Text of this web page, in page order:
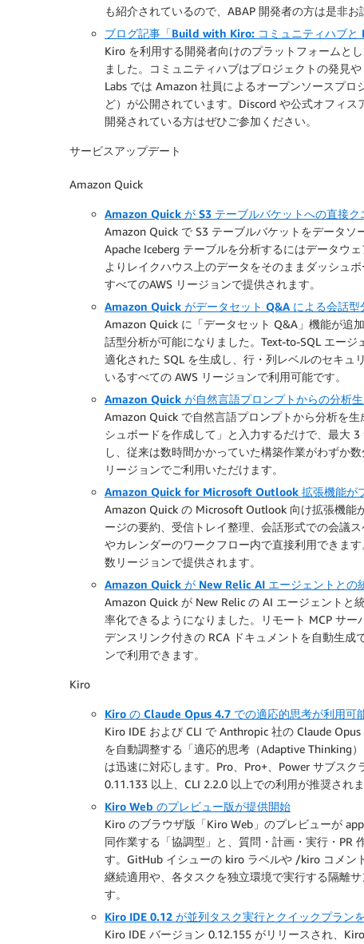
も紹介されているので、ABAP 開発者の方は是非お
ブログ記事「Build with Kiro: コミュニティハブと
Kiro を利用する開発者向けのプラットフォームと
ました。コミュニティハブはプロジェクトの発見
Labs では Amazon 社員によるオープンソースプ
ど）が公開されています。Discord や公式オフィ
開発されている方はぜひご参加ください。
サービスアップデート
Amazon Quick
Amazon Quick が S3 テーブルバケットへの直接ク
Amazon Quick で S3 テーブルバケットをデータ
Apache Iceberg テーブルを分析するにはデータウ
よりレイクハウス上のデータをそのままダッシュ
すべてのAWS リージョンで提供されます。
Amazon Quick がデータセット Q&A による会話型
Amazon Quick に「データセット Q&A」機能が追
話型分析が可能になりました。Text-to-SQL エー
適化された SQL を生成し、行・列レベルのセキ
いるすべての AWS リージョンで利用可能です。
Amazon Quick が自然言語プロンプトからの分析
Amazon Quick で自然言語プロンプトから分析を
シュボードを作成して」と入力するだけで、最大
し、従来は数時間かかっていた構築作業がわずか
リージョンでご利用いただけます。
Amazon Quick for Microsoft Outlook 拡張機能が
Amazon Quick の Microsoft Outlook 向け拡張機能
ージの要約、受信トレイ整理、会話形式での会議
やカレンダーのワークフロー内で直接利用できま
数リージョンで提供されます。
Amazon Quick が New Relic AI エージェントとの
Amazon Quick が New Relic の AI エージェントと
率化できるようになりました。リモート MCP サ
デンスリンク付きの RCA ドキュメントを自動生成
ンで利用できます。
Kiro
Kiro の Claude Opus 4.7 での適応的思考が利用可
Kiro IDE および CLI で Anthropic 社の Claude
を自動調整する「適応的思考（Adaptive Thinking
は迅速に対応します。Pro、Pro+、Power サブス
0.11.133 以上、CLI 2.2.0 以上での利用が推奨されま
Kiro Web のプレビュー版が提供開始
Kiro のブラウザ版「Kiro Web」のプレビューが
同作業する「協調型」と、質問・計画・実行・PR
す。GitHub イシューの kiro ラベルや /kiro コメン
継続適用や、各タスクを独立環境で実行する隔離
す。
Kiro IDE 0.12 が並列タスク実行とクイックプラン
Kiro IDE バージョン 0.12.155 がリリースされ、